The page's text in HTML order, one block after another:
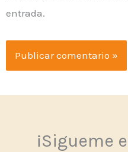
entrada.
¡Sigueme